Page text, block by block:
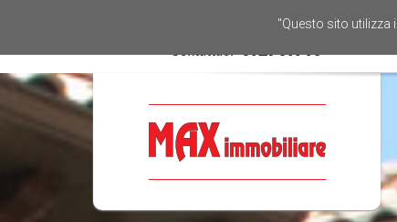
"Questo sito utilizza
Contattaci:0721 67746